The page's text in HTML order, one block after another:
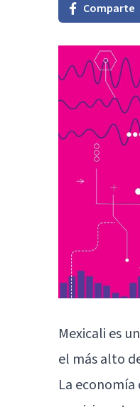
Comparte
Mexicali es
el más alto
La